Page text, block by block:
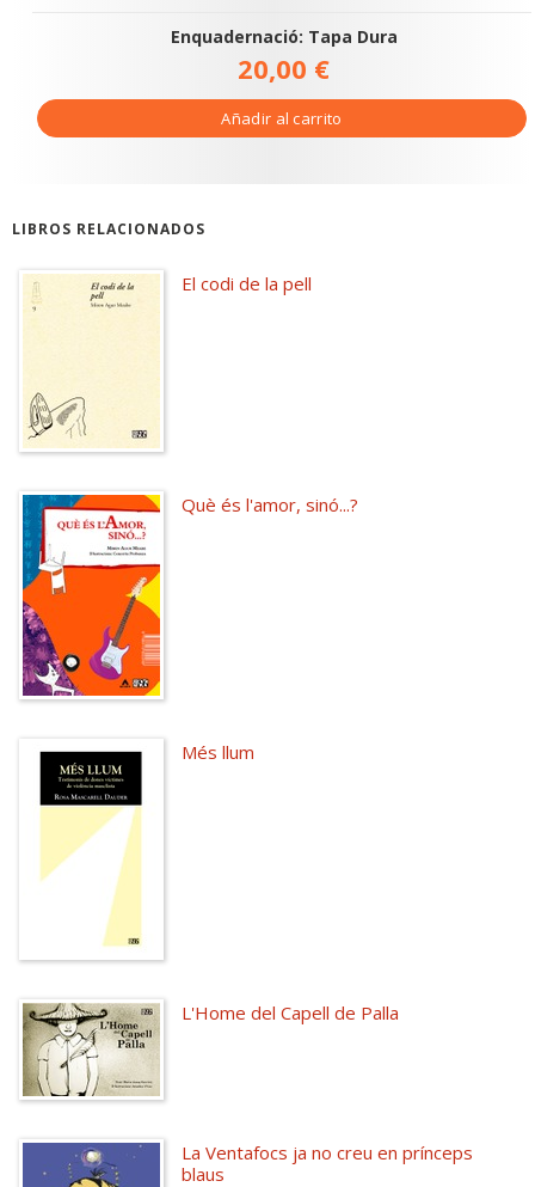
Enquadernació: Tapa Dura
20,00 €
Añadir al carrito
LIBROS RELACIONADOS
El codi de la pell
Què és l'amor, sinó...?
Més llum
L'Home del Capell de Palla
La Ventafocs ja no creu en prínceps
blaus